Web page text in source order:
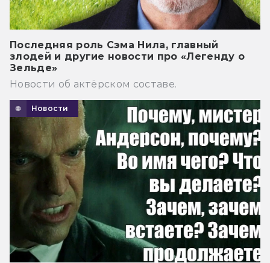
Последняя роль Сэма Нила, главный
злодей и другие новости про «Легенду о
Зельде»
Новости об актёрском составе.
Новости